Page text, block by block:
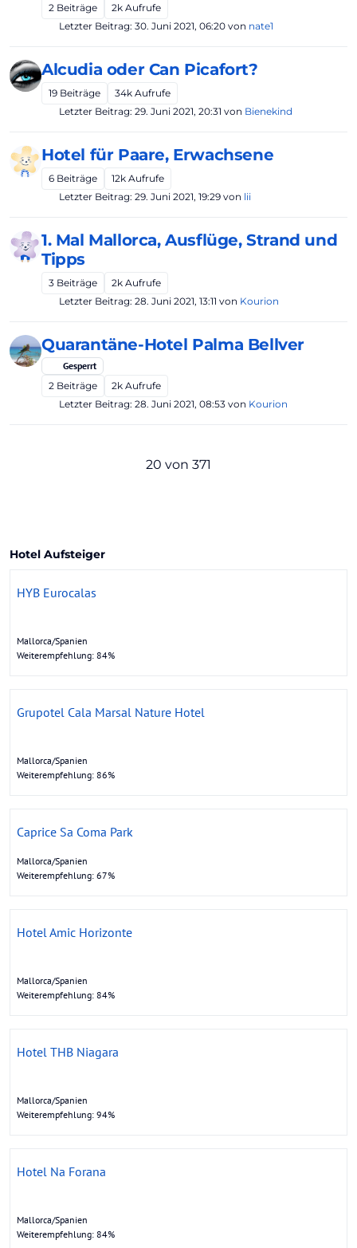
2 Beiträge 2k Aufrufe
Letzter Beitrag: 30. Juni 2021, 06:20 von nate1
Alcudia oder Can Picafort?
19 Beiträge 34k Aufrufe
Letzter Beitrag: 29. Juni 2021, 20:31 von Bienekind
Hotel für Paare, Erwachsene
6 Beiträge 12k Aufrufe
Letzter Beitrag: 29. Juni 2021, 19:29 von lii
1. Mal Mallorca, Ausflüge, Strand und
Tipps
3 Beiträge 2k Aufrufe
Letzter Beitrag: 28. Juni 2021, 13:11 von Kourion
Quarantäne-Hotel Palma Bellver
Gesperrt
2 Beiträge 2k Aufrufe
Letzter Beitrag: 28. Juni 2021, 08:53 von Kourion
20 von 371
Hotel Aufsteiger
HYB Eurocalas
Mallorca/Spanien
Weiterempfehlung: 84%
Grupotel Cala Marsal Nature Hotel
Mallorca/Spanien
Weiterempfehlung: 86%
Caprice Sa Coma Park
Mallorca/Spanien
Weiterempfehlung: 67%
Hotel Amic Horizonte
Mallorca/Spanien
Weiterempfehlung: 84%
Hotel THB Niagara
Mallorca/Spanien
Weiterempfehlung: 94%
Hotel Na Forana
Mallorca/Spanien
Weiterempfehlung: 84%